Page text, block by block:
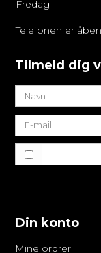
Fredag
Telefonen er åben
Tilmeld dig
Din konto
Mine ordrer